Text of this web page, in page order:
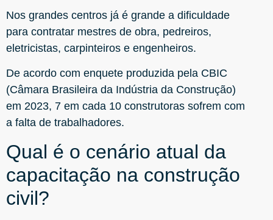
Nos grandes centros já é grande a dificuldade
para contratar mestres de obra, pedreiros,
eletricistas, carpinteiros e engenheiros.
De acordo com enquete produzida pela CBIC
(Câmara Brasileira da Indústria da Construção)
em 2023, 7 em cada 10 construtoras sofrem com
a falta de trabalhadores.
Qual é o cenário atual da
capacitação na construção
civil?